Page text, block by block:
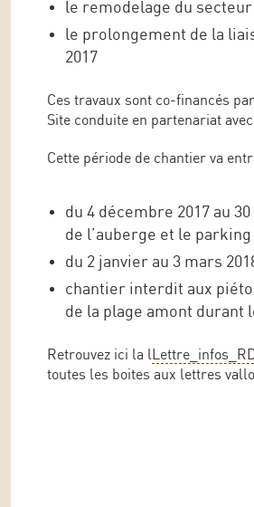
le remodelage du
le prolongement de la
2017
Ces travaux sont co-financés
Site conduite en partenariat
Cette période de chantier va
du 4 décembre 2017 au
de l’auberge et le
du 2 janvier au 3 mars
chantier interdit aux
de la plage amont durant
Retrouvez ici la l
toutes les boites aux lettres